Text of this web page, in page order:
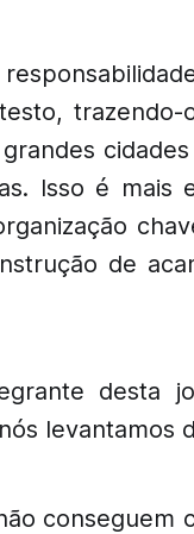
Isso é mais
de
desta
levantamos